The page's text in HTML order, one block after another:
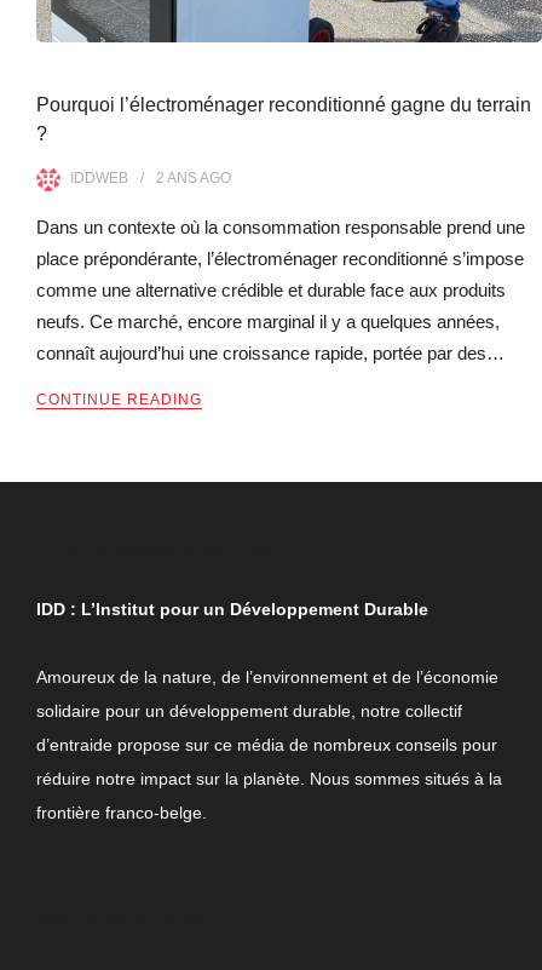
Pourquoi l’électroménager reconditionné gagne du terrain
?
IDDWEB 2 ANSAGO
Dans un contexte où la consommation responsable prend une
place prépondérante, l’électroménager reconditionné s’impose
comme une alternative crédible et durable face aux produits
neufs. Ce marché, encore marginal il y a quelques années,
connaît aujourd’hui une croissance rapide, portée par des…
CONTINUE READING
IDD : L’Institut pour un Développement Durable
Amoureux de la nature, de l’environnement et de l’économie
solidaire pour un développement durable, notre collectif
d’entraide propose sur ce média de nombreux conseils pour
réduire notre impact sur la planète. Nous sommes situés à la
frontière franco-belge.